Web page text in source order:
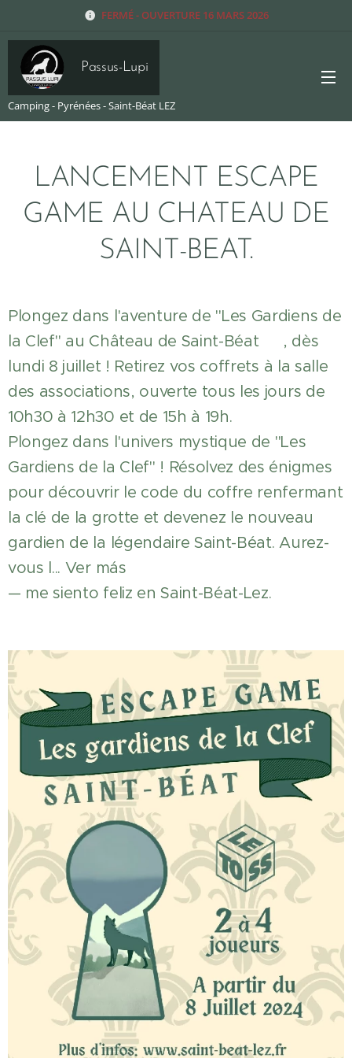
FERMÉ - OUVERTURE 16 MARS 2026
Passus-Lupi
Camping - Pyrénées - Saint-Béat LEZ
LANCEMENT ESCAPE
GAME AU CHATEAU DE
SAINT-BEAT.
Plongez dans l'aventure de "Les Gardiens de
la Clef" au Château de Saint-Béat 🏰, dès
lundi 8 juillet ! Retirez vos coffrets à la salle
des associations, ouverte tous les jours de
10h30 à 12h30 et de 15h à 19h.
Plongez dans l'univers mystique de "Les
Gardiens de la Clef" ! Résolvez des énigmes
pour découvrir le code du coffre renfermant
la clé de la grotte et devenez le nouveau
gardien de la légendaire Saint-Béat. Aurez-
vous l... Ver más
— me siento feliz en Saint-Béat-Lez.